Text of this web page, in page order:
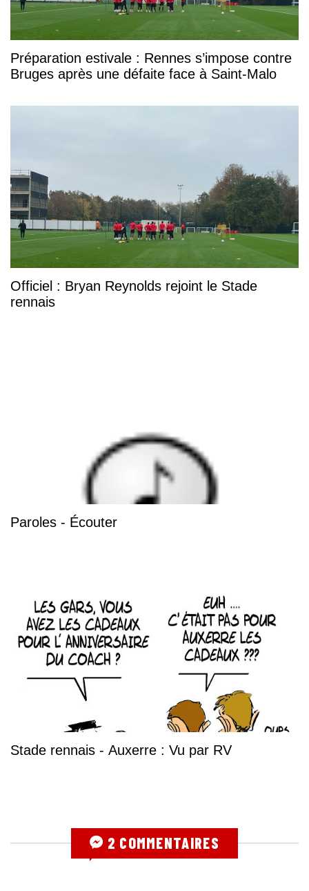
Préparation estivale : Rennes s’impose contre
Bruges après une défaite face à Saint-Malo
Officiel : Bryan Reynolds rejoint le Stade
rennais
Paroles - Écouter
Stade rennais - Auxerre : Vu par RV
2 COMMENTAIRES